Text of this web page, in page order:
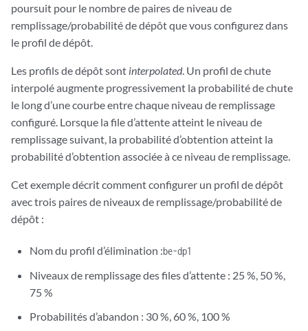
poursuit pour le nombre de paires de niveau de
remplissage/probabilité de dépôt que vous configurez dans
le profil de dépôt.
Les profils de dépôt sont interpolated. Un profil de chute
interpolé augmente progressivement la probabilité de chute
le long d’une courbe entre chaque niveau de remplissage
configuré. Lorsque la file d’attente atteint le niveau de
remplissage suivant, la probabilité d’obtention atteint la
probabilité d’obtention associée à ce niveau de remplissage.
Cet exemple décrit comment configurer un profil de dépôt
avec trois paires de niveaux de remplissage/probabilité de
dépôt :
Nom du profil d’élimination :be-dp1
Niveaux de remplissage des files d’attente : 25 %, 50 %,
75 %
Probabilités d’abandon : 30 %, 60 %, 100 %